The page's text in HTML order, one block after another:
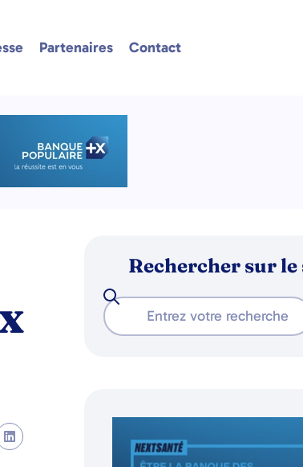
Partenaires Contact
Rechercher sur le